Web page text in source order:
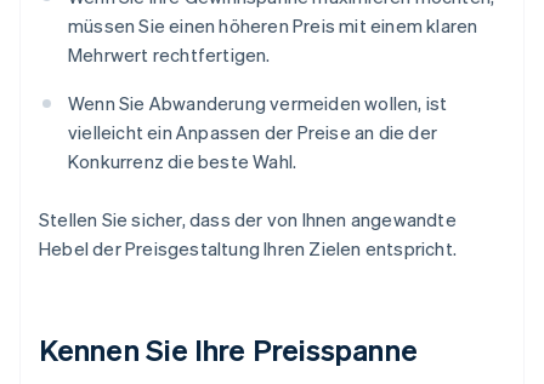
müssen Sie einen höheren Preis mit einem klaren
Mehrwert rechtfertigen.
Wenn Sie Abwanderung vermeiden wollen, ist
vielleicht ein Anpassen der Preise an die der
Konkurrenz die beste Wahl.
Stellen Sie sicher, dass der von Ihnen angewandte
Hebel der Preisgestaltung Ihren Zielen entspricht.
Kennen Sie Ihre Preisspanne